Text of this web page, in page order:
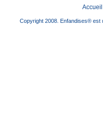
Accueil
Copyright 2008. Enfandises® est